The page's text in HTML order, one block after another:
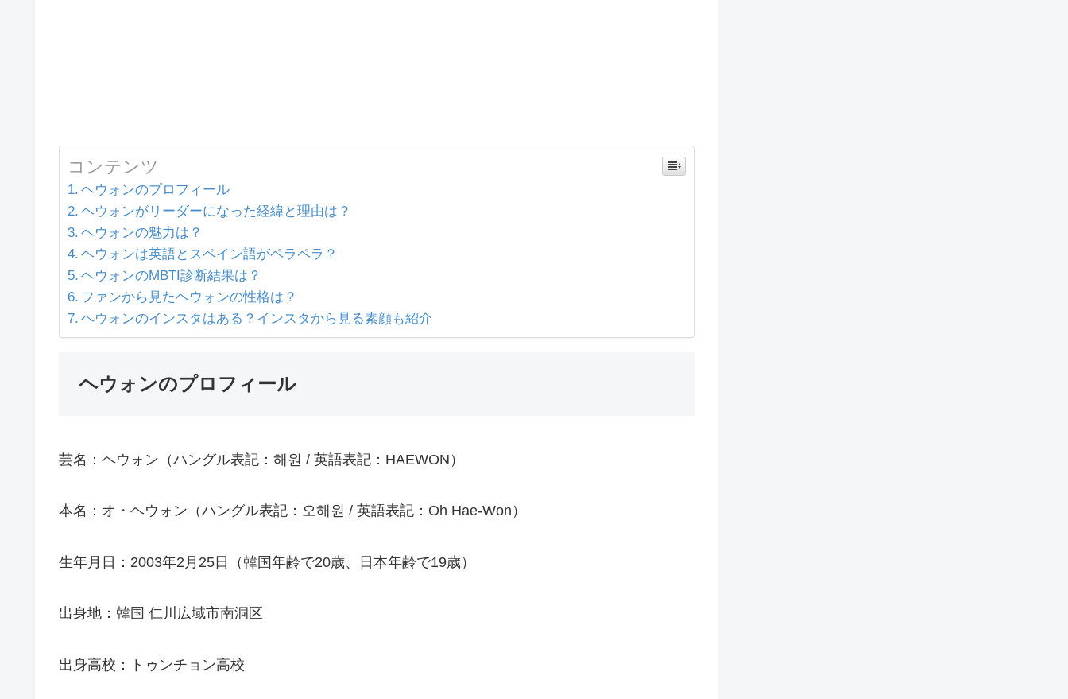
コンテンツ
ヘウォンのプロフィール
ヘウォンがリーダーになった経緯と理由は？
ヘウォンの魅力は？
ヘウォンは英語とスペイン語がペラペラ？
ヘウォンのMBTI診断結果は？
ファンから見たヘウォンの性格は？
ヘウォンのインスタはある？インスタから見る素顔も紹介
ヘウォンのプロフィール
芸名：ヘウォン（ハングル表記：해원 / 英語表記：HAEWON）
本名：オ・ヘウォン（ハングル表記：오해원 / 英語表記：Oh Hae-Won）
生年月日：2003年2月25日（韓国年齢で20歳、日本年齢で19歳）
出身地：韓国 仁川広域市南洞区
出身高校：トゥンチョン高校